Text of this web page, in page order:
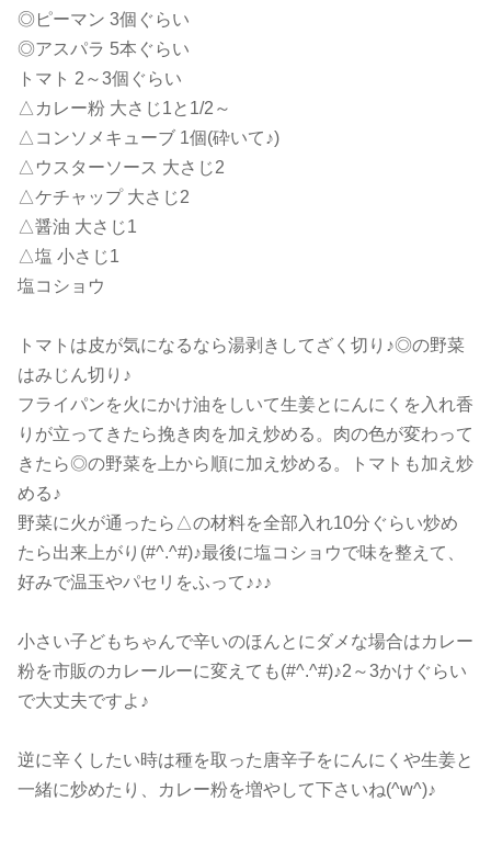
◎ピーマン 3個ぐらい
◎アスパラ 5本ぐらい
トマト 2～3個ぐらい
△カレー粉 大さじ1と1/2～
△コンソメキューブ 1個(砕いて♪)
△ウスターソース 大さじ2
△ケチャップ 大さじ2
△醤油 大さじ1
△塩 小さじ1
塩コショウ
トマトは皮が気になるなら湯剥きしてざく切り♪◎の野菜
はみじん切り♪
フライパンを火にかけ油をしいて生姜とにんにくを入れ香
りが立ってきたら挽き肉を加え炒める。肉の色が変わって
きたら◎の野菜を上から順に加え炒める。トマトも加え炒
める♪
野菜に火が通ったら△の材料を全部入れ10分ぐらい炒め
たら出来上がり(#^.^#)♪最後に塩コショウで味を整えて、
好みで温玉やパセリをふって♪♪♪
小さい子どもちゃんで辛いのほんとにダメな場合はカレー
粉を市販のカレールーに変えても(#^.^#)♪2～3かけぐらい
で大丈夫ですよ♪
逆に辛くしたい時は種を取った唐辛子をにんにくや生姜と
一緒に炒めたり、カレー粉を増やして下さいね(^w^)♪